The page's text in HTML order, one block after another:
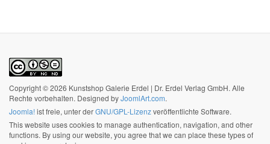
Copyright © 2026 Kunstshop Galerie Erdel | Dr. Erdel Verlag GmbH. Alle
Rechte vorbehalten. Designed byJoomlArt.com.
Joomla!ist freie, unter derGNU/GPL-Lizenzveröffentlichte Software.
This website uses cookies to manage authentication, navigation, and other
functions. By using our website, you agree that we can place these types of